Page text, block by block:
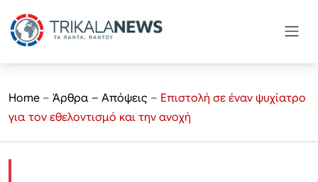
Home – Άρθρα – Απόψεις – Επιστολή σε έναν ψυχίατρο
για τον εθελοντισμό και την ανοχή